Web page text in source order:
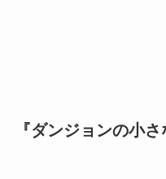
『ダンジョンの小さ